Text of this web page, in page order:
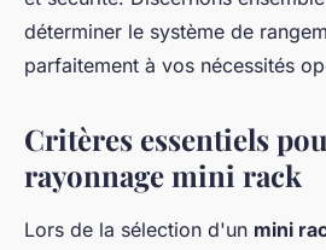
déterminer le système de
parfaitement à vos nécessités
Critères essentiels
rayonnage mini rack
Lors de la sélection d'un mini